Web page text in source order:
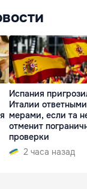
Испания
Италии ответными
мерами, если та
отменит
проверки
2 часа назад